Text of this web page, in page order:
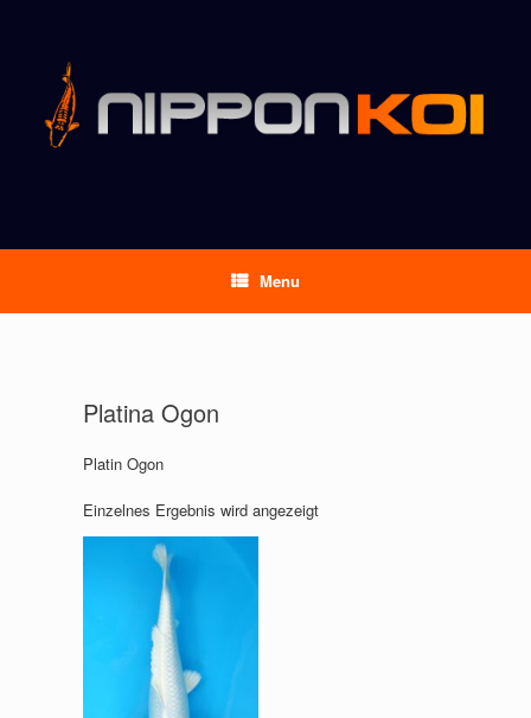
Menu
Platina Ogon
Platin Ogon
Einzelnes Ergebnis wird angezeigt